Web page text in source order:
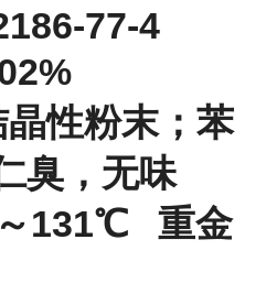
77-4
性粉末；苯
臭，无味
131℃ 重金